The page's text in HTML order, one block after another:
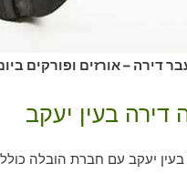
דירה – אורזים ופורקים
דירה בעין יעקב